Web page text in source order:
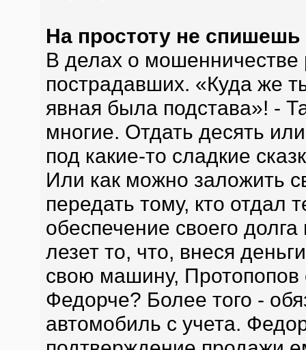
На простоту не спишешь
В делах о мошенничестве
пострадавших. «Куда же
явная была подстава»! -
многие. Отдать десять
под какие-то сладкие
Или как можно заложить
передать тому, кто отдал
обеспечение своего
лезет то, что, внеся
свою машину,
Федорче? Более того -
автомобиль с учета.